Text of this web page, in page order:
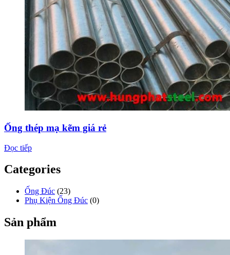
Ống thép mạ kẽm giá rẻ
Đọc tiếp
Categories
Ống Đúc (23)
Phụ Kiện Ống Đúc (0)
Sản phẩm